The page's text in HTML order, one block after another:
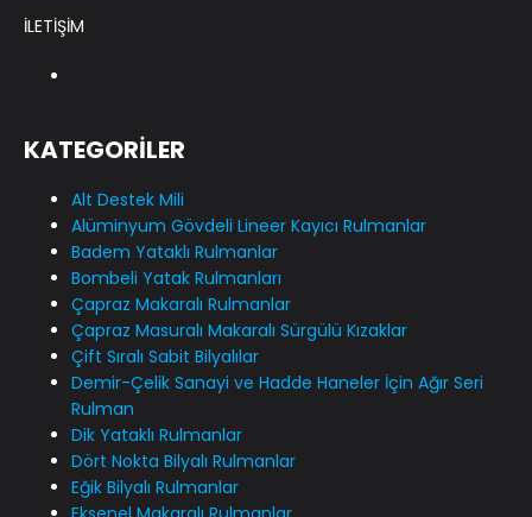
İLETİŞİM
KATEGORİLER
Alt Destek Mili
Alüminyum Gövdeli Lineer Kayıcı Rulmanlar
Badem Yataklı Rulmanlar
Bombeli Yatak Rulmanları
Çapraz Makaralı Rulmanlar
Çapraz Masuralı Makaralı Sürgülü Kızaklar
Çift Sıralı Sabit Bilyalılar
Demir-Çelik Sanayi ve Hadde Haneler İçin Ağır Seri
Rulman
Dik Yataklı Rulmanlar
Dört Nokta Bilyalı Rulmanlar
Eğik Bilyalı Rulmanlar